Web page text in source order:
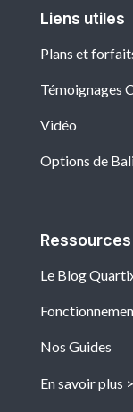
Liens utiles
Plans et
Témoignages
Vidéo
Options de
Ressources
Le Blog
Nos Guides
En savoir plus